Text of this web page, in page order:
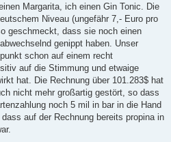
Margarita, ich einen Gin Tonic. Die
Niveau (ungefähr 7,- Euro pro
geschmeckt, dass sie noch einen
genippt haben. Unser
schon auf einem recht
auf die Stimmung und etwaige
hat. Die Rechnung über 101.283$ hat
nicht mehr großartig gestört, so dass
noch 5 mil in bar in die Hand
auf der Rechnung bereits propina in